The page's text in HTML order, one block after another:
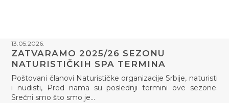
13.05.2026.
ZATVARAMO 2025/26 SEZONU
NATURISTIČKIH SPA TERMINA
Poštovani članovi Naturističke organizacije Srbije, naturisti
i nudisti, Pred nama su poslednji termini ove sezone.
Srećni smo što smo je…